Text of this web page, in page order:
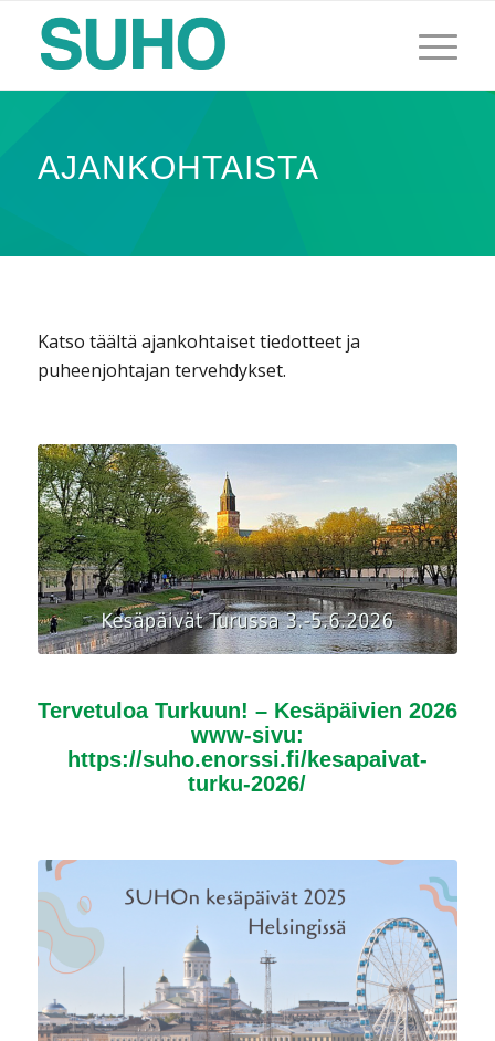
AJANKOHTAISTA
Katso täältä ajankohtaiset tiedotteet ja
puheenjohtajan tervehdykset.
Tervetuloa Turkuun! – Kesäpäivien 2026
www-sivu:
https://suho.enorssi.fi/kesapaivat-
turku-2026/